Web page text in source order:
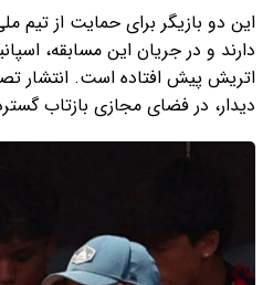
این دو بازیگر برای حمایت از تیم
اتریش پیش افتاده است. انتشار
دیدار، در فضای مجازی بازتاب